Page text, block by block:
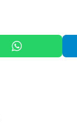
WhatsApp'ta